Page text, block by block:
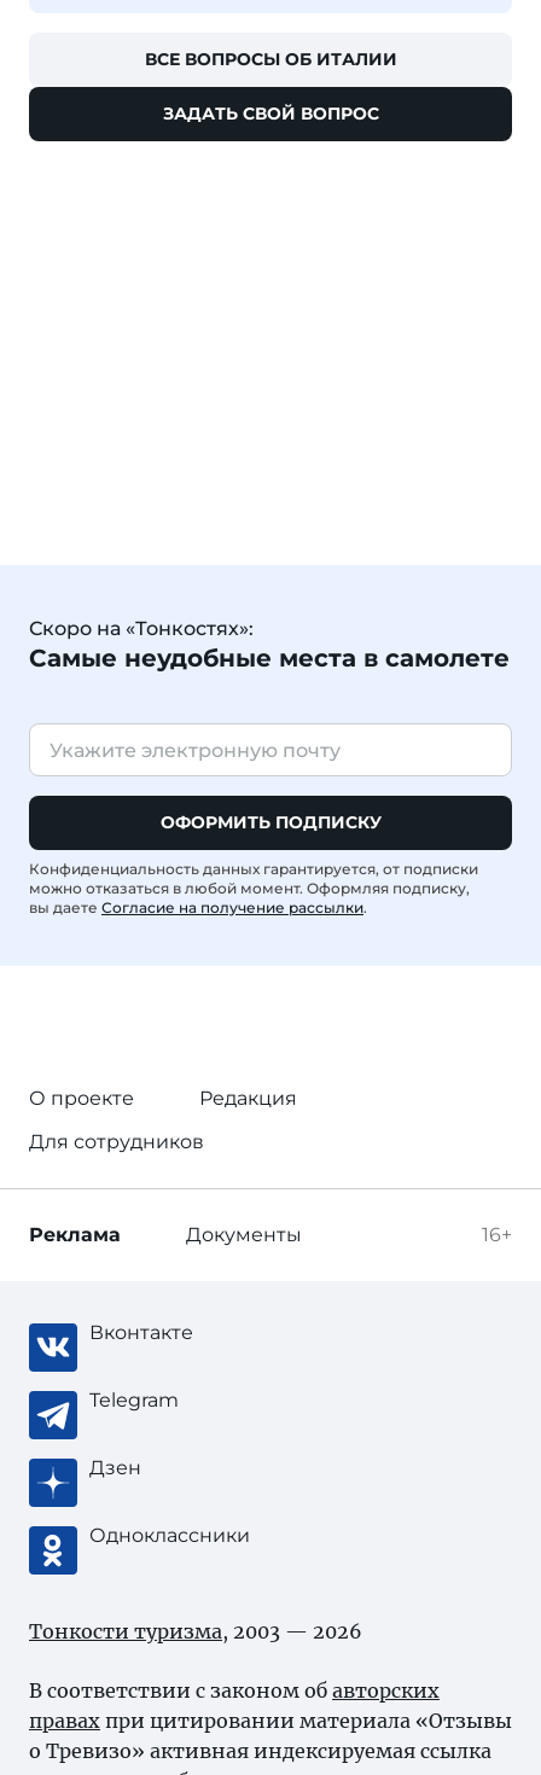
ВСЕ ВОПРОСЫ ОБ ИТАЛИИ
ЗАДАТЬ СВОЙ ВОПРОС
Скоро на «Тонкостях»:
Самые неудобные места в самолете
ОФОРМИТЬ ПОДПИСКУ
Конфиденциальность данных гарантируется, от подписки
можно отказаться в любой момент. Оформляя подписку,
вы даете Согласие на получение рассылки.
О проекте
Редакция
Для сотрудников
16+
Реклама Документы
Вконтакте
Telegram
Дзен
Одноклассники
Тонкости туризма, 2003 — 2026
В соответствии с законом об авторских
правах при цитировании материала «Отзывы
о Тревизо» активная индексируемая ссылка